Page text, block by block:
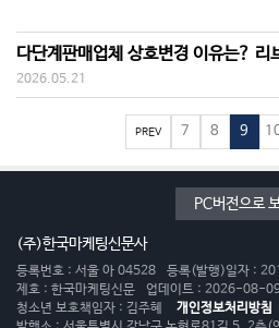
다단계판매업체 상호변경 이유는? 리
2026.05.21
PREV 7 8 9
PC버전으로
(주)한국마케팅신문사
등록번호 : 서울 아 04528
등록(발행)일자 :
제호 : 한국마케팅신문
업데이트 : 2026-08-
청소년 보호책임자 : 김주혜
개인정보처리방침